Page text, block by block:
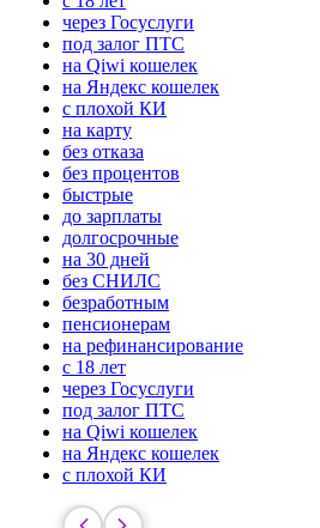
через Госуслуги
под залог ПТС
на Qiwi кошелек
на Яндекс кошелек
с плохой КИ
на карту
без отказа
без процентов
быстрые
до зарплаты
долгосрочные
на 30 дней
без СНИЛС
безработным
пенсионерам
на рефинансирование
с 18 лет
через Госуслуги
под залог ПТС
на Qiwi кошелек
на Яндекс кошелек
с плохой КИ